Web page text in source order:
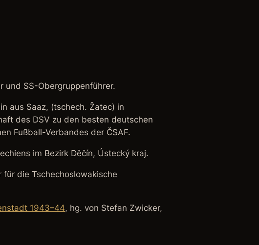
und SS-Obergruppenführer.
aus Saaz, (tschech. Žatec) in
des DSV zu den besten deutschen
Fußball-Verbandes der ČSAF.
im Bezirk Děčín, Ústecký kraj.
die Tschechoslowakische
1943–44, hg. von Stefan Zwicker,